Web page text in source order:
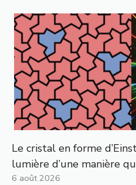
Le cristal en forme
lumière d’une manière
6 août 2026